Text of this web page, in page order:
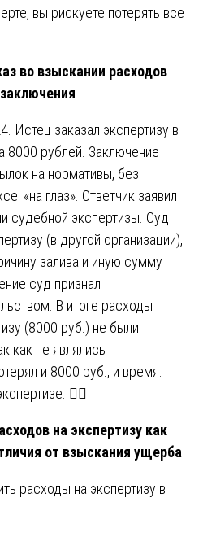
вы рискуете потерять все
во взыскании расходов
Истец заказал экспертизу в
8000 рублей. Заключение
на нормативы, без
«на глаз». Ответчик заявил
судебной экспертизы. Суд
(в другой организации),
залива и иную сумму
суд признал
В итоге расходы
(8000 руб.) не были
как не являлись
и 8000 руб., и время.
🤦‍♂️
на экспертизу как
от взыскания ущерба
расходы на экспертизу в